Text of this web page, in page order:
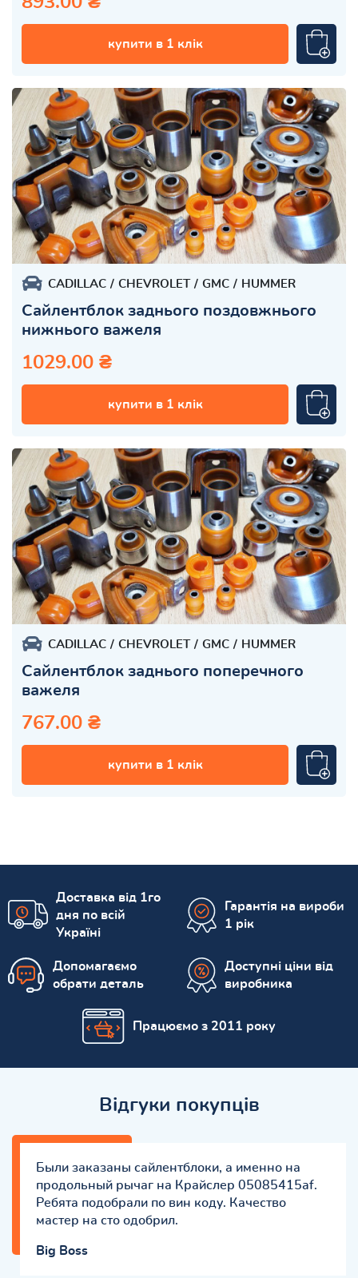
купити в 1 клік
CADILLAC CHEVROLET GMC HUMMER
Сайлентблок заднього поздовжнього
нижнього важеля
1029.00 ₴
купити в 1 клік
CADILLAC CHEVROLET GMC HUMMER
Сайлентблок заднього поперечного
важеля
767.00 ₴
купити в 1 клік
Доставка від 1го
дня по всій
Україні
Гарантія на вироби
1 рік
Допомагаємо
обрати деталь
Доступні ціни від
виробника
Працюємо з 2011 року
Відгуки покупців
Были заказаны сайлентблоки, а именно на
продольный рычаг на Крайслер 05085415af.
Ребята подобрали по вин коду. Качество
мастер на сто одобрил.
Big Boss